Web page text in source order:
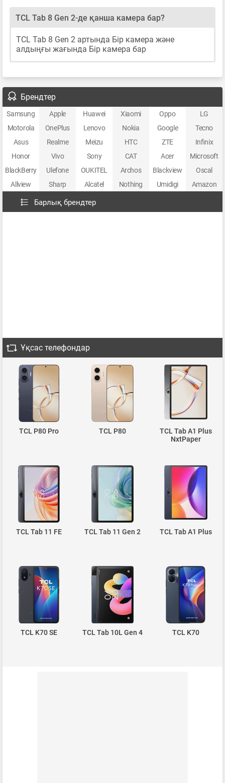
TCL Tab 8 Gen 2-де қанша камера бар?
TCL Tab 8 Gen 2 артында Бір камера және
алдыңғы жағында Бір камера бар
Брендтер
Samsung Apple Huawei Xiaomi Oppo
LG
Motorola
OnePlus Lenovo Nokia Google
Tecno
Asus
Realme Meizu HTC ZTE
Infinix
Honor
Vivo Sony CAT Acer
Microsoft
BlackBerry
Ulefone OUKITEL Archos Blackview
Oscal
Allview
Sharp Alcatel Nothing Umidigi Amazon
Барлық брендтер
Ұқсас телефондар
TCL P80 Pro TCL P80
TCL Tab A1 Plus
NxtPaper
TCL Tab 11 FE TCL Tab 11 Gen 2 TCL Tab A1 Plus
TCL K70 SE TCL Tab 10L Gen 4 TCL K70